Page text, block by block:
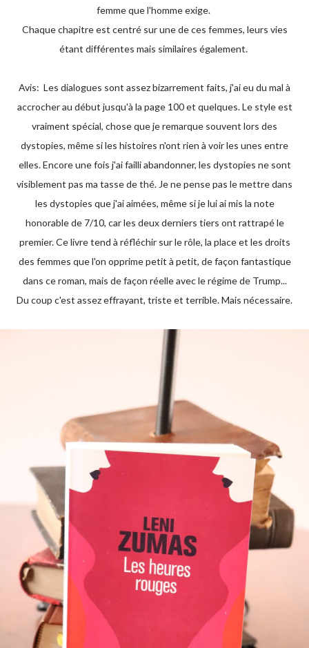
femme que l'homme exige.
Chaque chapitre est centré sur une de ces femmes, leurs vies
étant différentes mais similaires également.
Avis: Les dialogues sont assez bizarrement faits, j'ai eu du mal à
accrocher au début jusqu'à la page 100 et quelques. Le style est
vraiment spécial, chose que je remarque souvent lors des
dystopies, même si les histoires n'ont rien à voir les unes entre
elles. Encore une fois j'ai failli abandonner, les dystopies ne sont
visiblement pas ma tasse de thé. Je ne pense pas le mettre dans
les dystopies que j'ai aimées, même si je lui ai mis la note
honorable de 7/10, car les deux derniers tiers ont rattrapé le
premier. Ce livre tend à réfléchir sur le rôle, la place et les droits
des femmes que l'on opprime petit à petit, de façon fantastique
dans ce roman, mais de façon réelle avec le régime de Trump...
Du coup c'est assez effrayant, triste et terrible. Mais nécessaire.